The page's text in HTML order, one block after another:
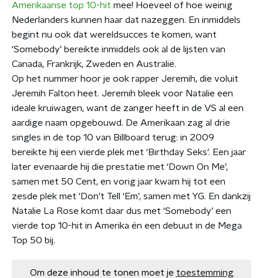
Amerikaanse top 10-hit mee! Hoeveel of hoe weinig
Nederlanders kunnen haar dat nazeggen. En inmiddels
begint nu ook dat wereldsucces te komen, want
‘Somebody’ bereikte inmiddels ook al de lijsten van
Canada, Frankrijk, Zweden en Australië.
Op het nummer hoor je ook rapper Jeremih, die voluit
Jeremih Falton heet. Jeremih bleek voor Natalie een
ideale kruiwagen, want de zanger heeft in de VS al een
aardige naam opgebouwd. De Amerikaan zag al drie
singles in de top 10 van Billboard terug: in 2009
bereikte hij een vierde plek met ‘Birthday Seks’. Een jaar
later evenaarde hij die prestatie met ‘Down On Me’,
samen met 50 Cent, en vorig jaar kwam hij tot een
zesde plek met ‘Don’t Tell ‘Em’, samen met YG. En dankzij
Natalie La Rose komt daar dus met ‘Somebody’ een
vierde top 10-hit in Amerika én een debuut in de Mega
Top 50 bij.
Om deze inhoud te tonen moet je toestemming